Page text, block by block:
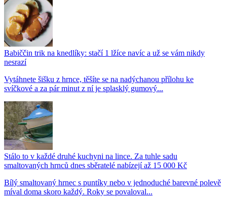
Babiččin trik na knedlíky: stačí 1 lžíce navíc a už se vám nikdy
nesrazí
Vytáhnete šišku z hrnce, těšíte se na nadýchanou přílohu ke
svíčkové a za pár minut z ní je splasklý gumový...
Stálo to v každé druhé kuchyni na lince. Za tuhle sadu
smaltovaných hrnců dnes sběratelé nabízejí až 15 000 Kč
Bílý smaltovaný hrnec s puntíky nebo v jednoduché barevné polevě
míval doma skoro každý. Roky se povaloval...